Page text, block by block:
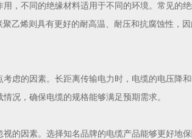
，不同的绝缘材料适用于不同的环境。常见的
乙烯则具有更好的耐高温、耐压和抗腐蚀性，
虑的因素。长距离传输电力时，电缆的电压降
况，确保电缆的规格能够满足预期需求。
的因素。选择知名品牌的电缆产品能够更好地